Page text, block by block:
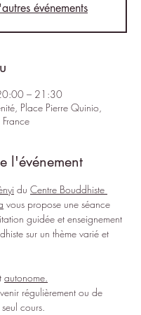
événements
– 21:30
Place Pierre Quinio,
l'événement
du Centre Bouddhiste
vous propose une séance
guidée et enseignement
sur un thème varié et
autonome.
régulièrement ou de
cours.